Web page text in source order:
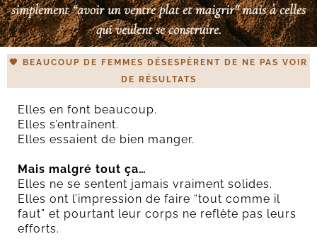
simplement “avoir un ventre plat et maigrir" mais à celles
qui veulentse construire.
🤎 BEAUCOUP DE FEMMES DÉSESPÈRENT DE NE PAS VOIR
DE RÉSULTATS
Elles en font beaucoup.
Elles s’entraînent.
Elles essaient de bien manger.
Mais malgré tout ça…
Elles ne se sentent jamais vraiment solides.
Elles ont l’impression de faire “tout comme il
faut” et pourtant leur corps ne reflète pas leurs
efforts.